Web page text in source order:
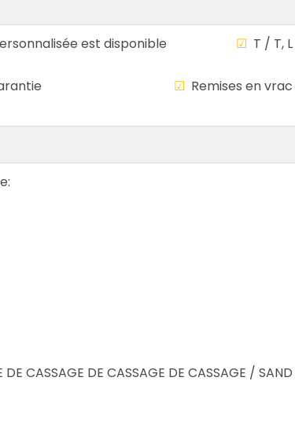
personnalisée est disponible ☑ T / T,
garantie ☑ Remises en
CASSAGE DE CASSAGE DE CASSAGE / SAND